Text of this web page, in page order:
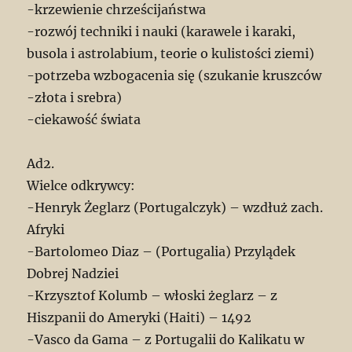
-krzewienie chrześcijaństwa
-rozwój techniki i nauki (karawele i karaki,
busola i astrolabium, teorie o kulistości ziemi)
-potrzeba wzbogacenia się (szukanie kruszców
-złota i srebra)
-ciekawość świata
Ad2.
Wielce odkrywcy:
-Henryk Żeglarz (Portugalczyk) – wzdłuż zach.
Afryki
-Bartolomeo Diaz – (Portugalia) Przylądek
Dobrej Nadziei
-Krzysztof Kolumb – włoski żeglarz – z
Hiszpanii do Ameryki (Haiti) – 1492
-Vasco da Gama – z Portugalii do Kalikatu w